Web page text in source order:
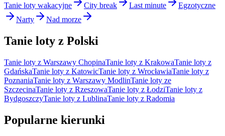
Tanie loty wakacyjne City break Last minute
Egzotyczne
Narty
Nad morze
Tanie loty z Polski
Tanie loty z Warszawy ChopinaTanie loty z KrakowaTanie loty z
GdańskaTanie loty z KatowicTanie loty z WrocławiaTanie loty z
PoznaniaTanie loty z Warszawy ModlinTanie loty ze
SzczecinaTanie loty z RzeszowaTanie loty z ŁodziTanie loty z
BydgoszczyTanie loty z LublinaTanie loty z Radomia
Popularne kierunki